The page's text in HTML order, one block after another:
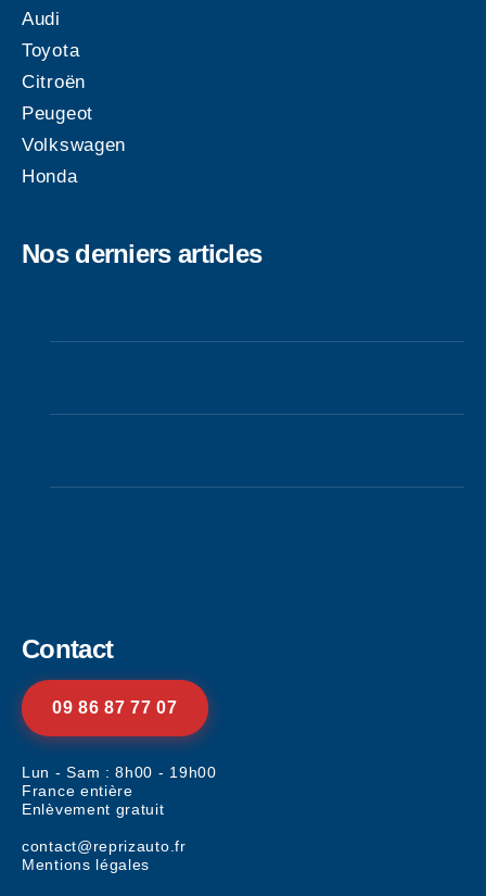
Audi
Toyota
Citroën
Peugeot
Volkswagen
Honda
Nos derniers articles
Contact
09 86 87 77 07
Lun - Sam : 8h00 - 19h00
France entière
Enlèvement gratuit
contact@reprizauto.fr
Mentions légales